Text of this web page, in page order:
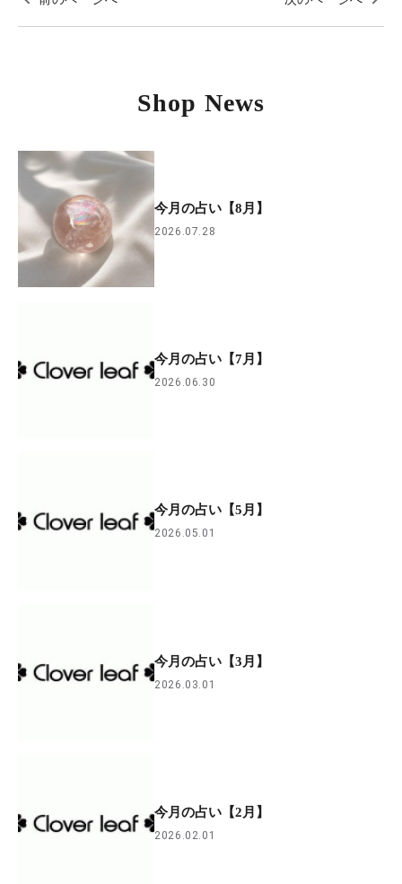
Shop News
今月の占い【8月】
2026.07.28
今月の占い【7月】
2026.06.30
今月の占い【5月】
2026.05.01
今月の占い【3月】
2026.03.01
今月の占い【2月】
2026.02.01